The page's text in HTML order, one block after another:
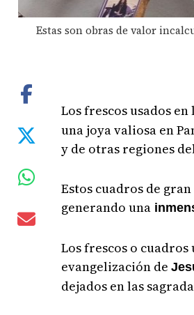
Estas son obras de valor
Los frescos usados
una joya valiosa en
y de otras regiones
Estos cuadros de
generando una
Los frescos o
evangelización de
dejados en las